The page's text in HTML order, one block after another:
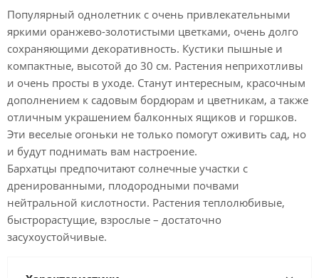
Популярный однолетник с очень привлекательными
яркими оранжево-золотистыми цветками, очень долго
сохраняющими декоративность. Кустики пышные и
компактные, высотой до 30 см. Растения неприхотливы
и очень просты в уходе. Станут интересным, красочным
дополнением к садовым бордюрам и цветникам, а также
отличным украшением балконных ящиков и горшков.
Эти веселые огоньки не только помогут оживить сад, но
и будут поднимать вам настроение.
Бархатцы предпочитают солнечные участки с
дренированными, плодородными почвами
нейтральной кислотности. Растения теплолюбивые,
быстрорастущие, взрослые – достаточно
засухоустойчивые.